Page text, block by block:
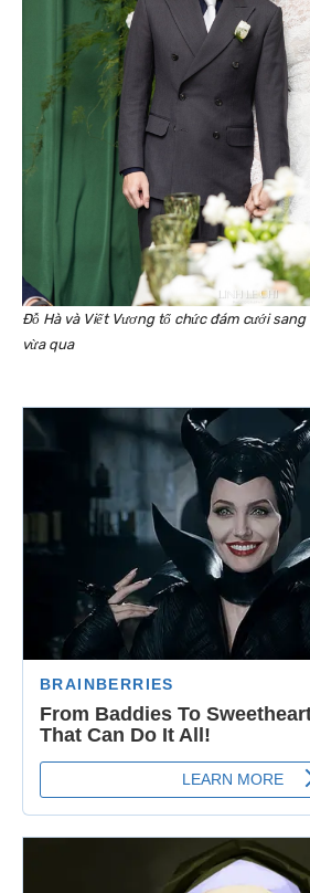
Đỗ Hà và Viết Vương tổ chức đám cưới
vừa qua